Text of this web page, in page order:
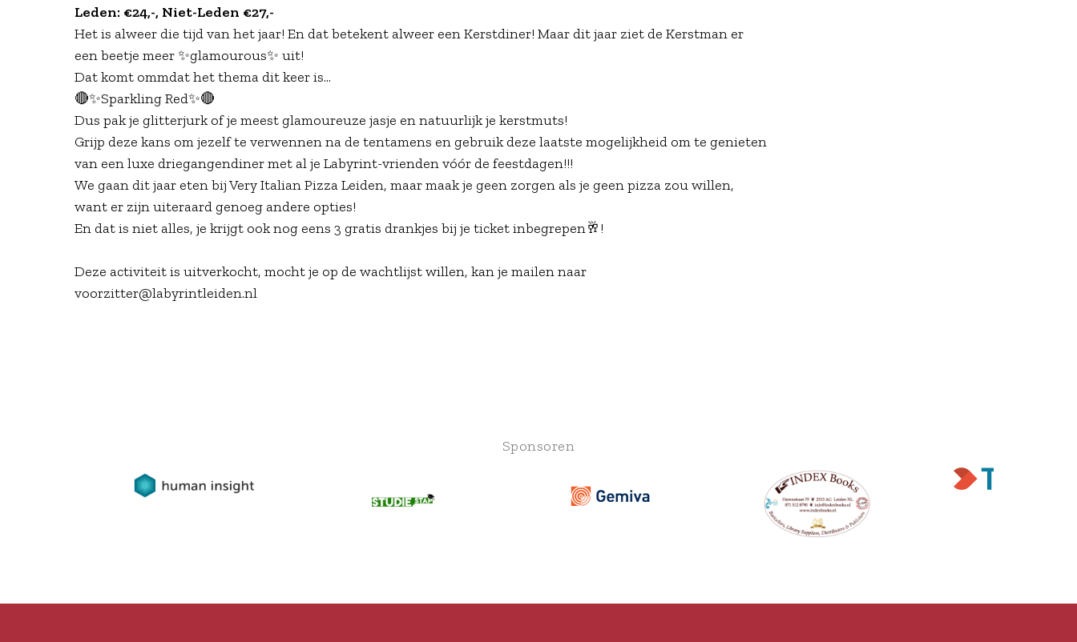
Leden: €24,-, Niet-Leden €27,-
Het is alweer die tijd van het jaar! En dat betekent alweer een Kerstdiner! Maar dit jaar ziet de Kerstman er
een beetje meer ✨glamourous✨ uit!
Dat komt ommdat het thema dit keer is...
🔴✨Sparkling Red✨🔴
Dus pak je glitterjurk of je meest glamoureuze jasje en natuurlijk je kerstmuts!
Grijp deze kans om jezelf te verwennen na de tentamens en gebruik deze laatste mogelijkheid om te genieten
van een luxe driegangendiner met al je Labyrint-vrienden vóór de feestdagen!!!
We gaan dit jaar eten bij Very Italian Pizza Leiden, maar maak je geen zorgen als je geen pizza zou willen,
want er zijn uiteraard genoeg andere opties!
En dat is niet alles, je krijgt ook nog eens 3 gratis drankjes bij je ticket inbegrepen🥂!
Deze activiteit is uitverkocht, mocht je op de wachtlijst willen, kan je mailen naar
voorzitter@labyrintleiden.nl
Sponsoren